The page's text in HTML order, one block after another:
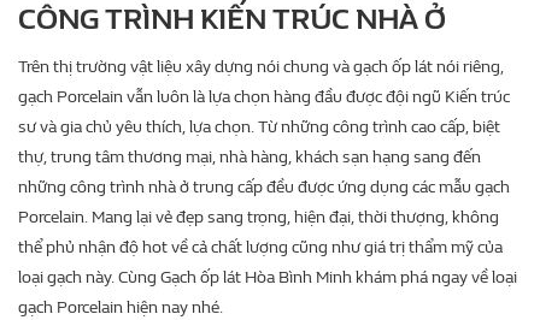
CÔNG TRÌNH KIẾN TRÚC NHÀ Ở
Trên thị trường vật liệu xây dựng nói chung và gạch ốp lát nói riêng,
gạch Porcelain vẫn luôn là lựa chọn hàng đầu được đội ngũ Kiến trúc
sư và gia chủ yêu thích, lựa chọn. Từ những công trình cao cấp, biệt
thự, trung tâm thương mại, nhà hàng, khách sạn hạng sang đến
những công trình nhà ở trung cấp đều được ứng dụng các mẫu gạch
Porcelain. Mang lại vẻ đẹp sang trọng, hiện đại, thời thượng, không
thể phủ nhận độ hot về cả chất lượng cũng như giá trị thẩm mỹ của
loại gạch này. Cùng Gạch ốp lát Hòa Bình Minh khám phá ngay về loại
gạch Porcelain hiện nay nhé.